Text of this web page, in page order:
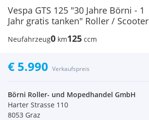
Vespa GTS 125 "30 Jahre Börni - 1
Jahr gratis tanken" Roller / Scooter
Neufahrzeug0 km125 ccm
€ 5.990 Verkaufspreis
Börni Roller- und Mopedhandel GmbH
Harter Strasse 110
8053 Graz